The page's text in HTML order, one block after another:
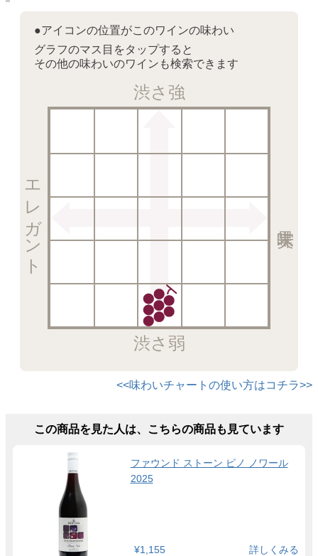
●アイコンの位置がこのワインの味わい
グラフのマス目をタップすると
その他の味わいのワインも検索できます
渋さ強
渋さ弱
エレガント
<<味わいチャートの使い方はコチラ>>
この商品を見た人は、こちらの商品も見ています
ファウンド ストーン ピノ ノワール
2025
¥1,155 詳しくみる